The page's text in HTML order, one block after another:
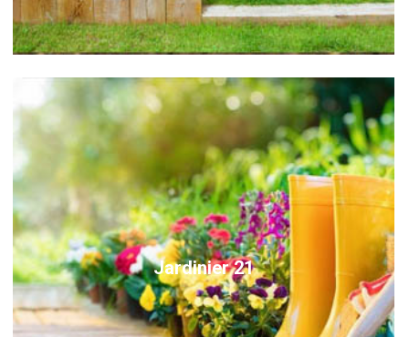
Jardinier 21